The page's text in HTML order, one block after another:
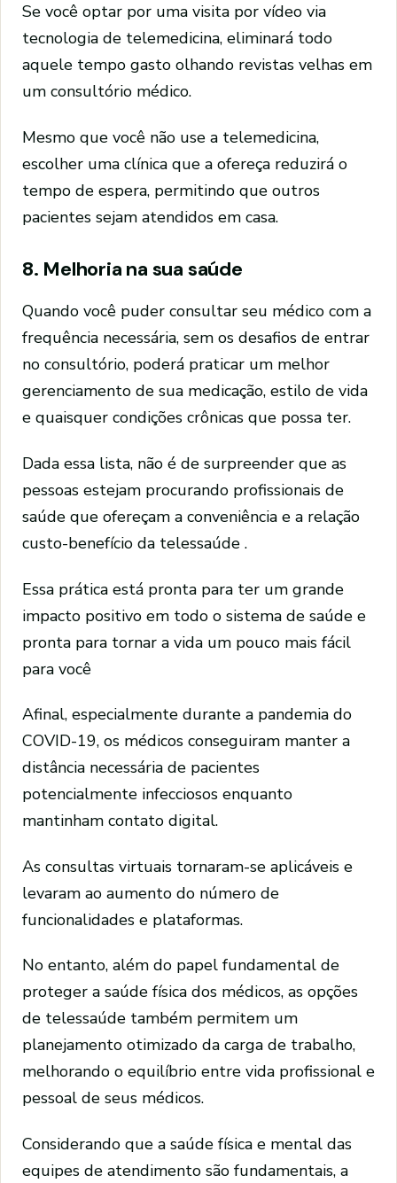
Se você optar por uma visita por vídeo via
tecnologia de telemedicina, eliminará todo
aquele tempo gasto olhando revistas velhas em
um consultório médico.
Mesmo que você não use a telemedicina,
escolher uma clínica que a ofereça reduzirá o
tempo de espera, permitindo que outros
pacientes sejam atendidos em casa.
8. Melhoria na sua saúde
Quando você puder consultar seu médico com a
frequência necessária, sem os desafios de entrar
no consultório, poderá praticar um melhor
gerenciamento de sua medicação, estilo de vida
e quaisquer condições crônicas que possa ter.
Dada essa lista, não é de surpreender que as
pessoas estejam procurando profissionais de
saúde que ofereçam a conveniência e a relação
custo-benefício da telessaúde .
Essa prática está pronta para ter um grande
impacto positivo em todo o sistema de saúde e
pronta para tornar a vida um pouco mais fácil
para você
Afinal, especialmente durante a pandemia do
COVID-19, os médicos conseguiram manter a
distância necessária de pacientes
potencialmente infecciosos enquanto
mantinham contato digital.
As consultas virtuais tornaram-se aplicáveis ​​e
levaram ao aumento do número de
funcionalidades e plataformas.
No entanto, além do papel fundamental de
proteger a saúde física dos médicos, as opções
de telessaúde também permitem um
planejamento otimizado da carga de trabalho,
melhorando o equilíbrio entre vida profissional e
pessoal de seus médicos.
Considerando que a saúde física e mental das
equipes de atendimento são fundamentais, a